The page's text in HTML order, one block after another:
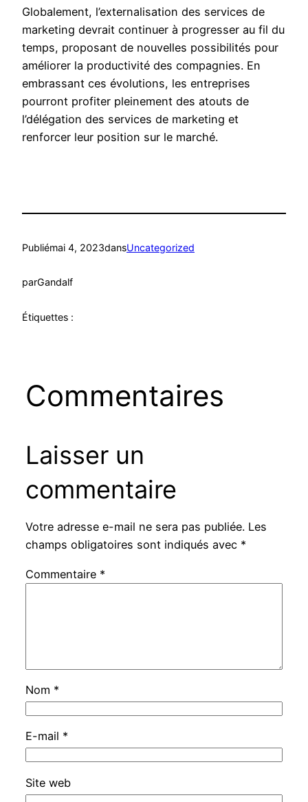
Globalement, l’externalisation des services de
marketing devrait continuer à progresser au fil du
temps, proposant de nouvelles possibilités pour
améliorer la productivité des compagnies. En
embrassant ces évolutions, les entreprises
pourront profiter pleinement des atouts de
l’délégation des services de marketing et
renforcer leur position sur le marché.
Publiémai 4, 2023dansUncategorized
parGandalf
Étiquettes :
Commentaires
Laisser un
commentaire
Votre adresse e-mail ne sera pas publiée. Les
champs obligatoires sont indiqués avec *
Commentaire *
Nom *
E-mail *
Site web